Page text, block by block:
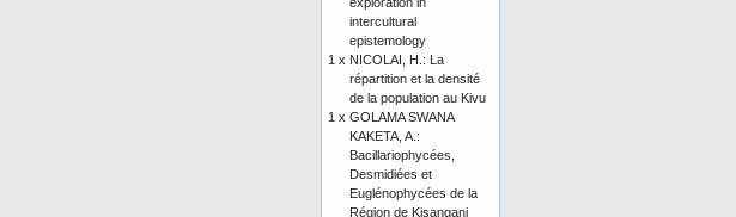
intercultural
epistemology
1 x NICOLAI, H.: La
répartition et la densité
de la population au Kivu
1 x GOLAMA SWANA
KAKETA, A.:
Bacillariophycées,
Desmidiées et
Euglénophycées de la
Région de Kisangani